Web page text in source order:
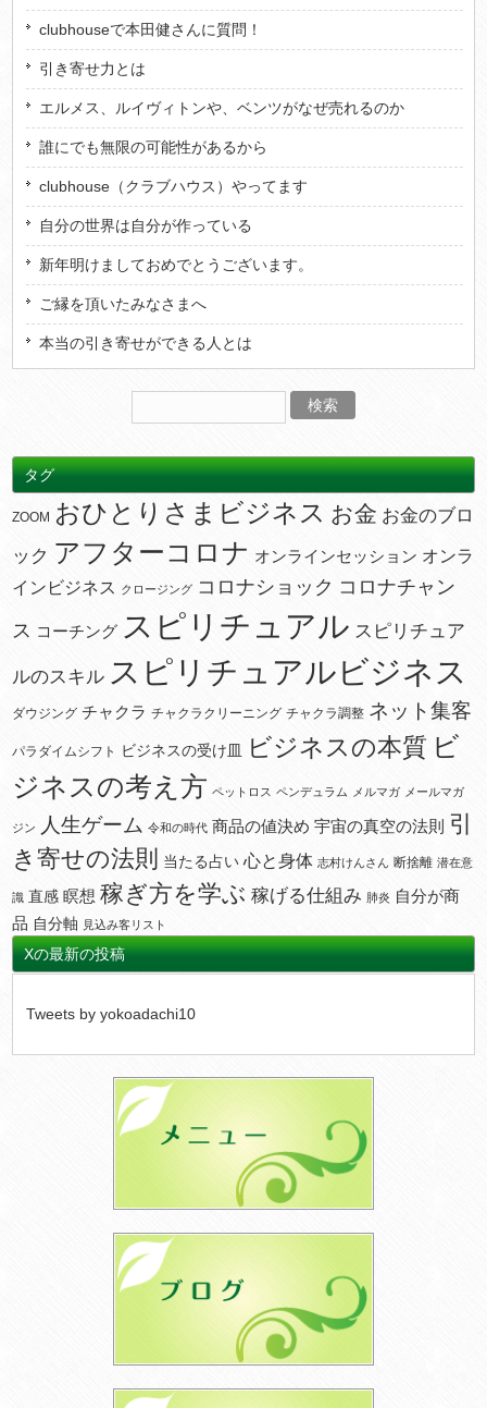
clubhouseで本田健さんに質問！
引き寄せ力とは
エルメス、ルイヴィトンや、ベンツがなぜ売れるのか
誰にでも無限の可能性があるから
clubhouse（クラブハウス）やってます
自分の世界は自分が作っている
新年明けましておめでとうございます。
ご縁を頂いたみなさまへ
本当の引き寄せができる人とは
タグ
ZOOM おひとりさまビジネス お金 お金のブロ
ック アフターコロナ オンラインセッション オンラ
インビジネス
クロージング コロナショック コロナチャン
ス コーチング スピリチュアル スピリチュア
ルのスキル スピリチュアルビジネス
ダウジング チャクラ チャクラクリーニング チャクラ調整 ネット集客
パラダイムシフト ビジネスの受け皿 ビジネスの本質 ビ
ジネスの考え方 ペットロス ペンデュラム メルマガ メールマガ
ジン 人生ゲーム 令和の時代 商品の値決め 宇宙の真空の法則 引
き寄せの法則
当たる占い 心と身体 志村けんさん 断捨離 潜在意
識 直感 瞑想 稼ぎ方を学ぶ 稼げる仕組み 肺炎 自分が商
品 自分軸 見込み客リスト
Xの最新の投稿
Tweets by yokoadachi10